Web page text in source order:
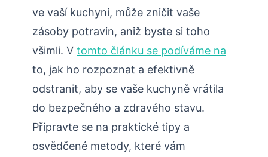
ve vaší kuchyni, může zničit vaše
zásoby potravin, aniž byste si toho
všimli. V tomto článku se podíváme na
to, jak ho rozpoznat a efektivně
odstranit, aby se vaše kuchyně vrátila
do bezpečného a zdravého stavu.
Připravte se na praktické tipy a
osvědčené metody, které vám